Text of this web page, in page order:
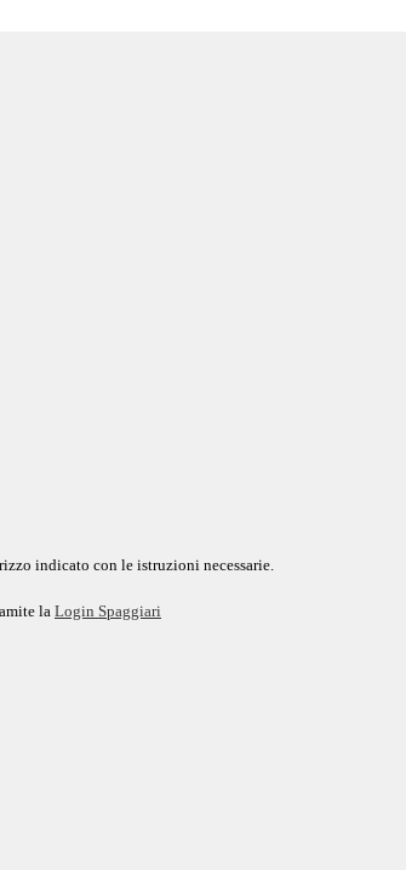
indicato con le istruzioni necessarie.
la Login Spaggiari